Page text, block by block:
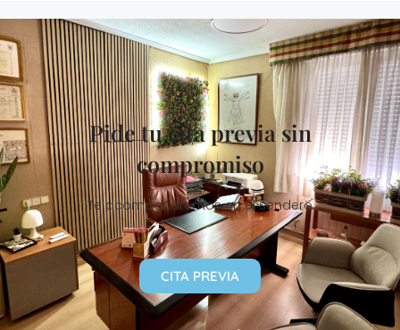
Pide tu cita previa sin
compromiso
Te acompañaremos en el sendero
CITA PREVIA